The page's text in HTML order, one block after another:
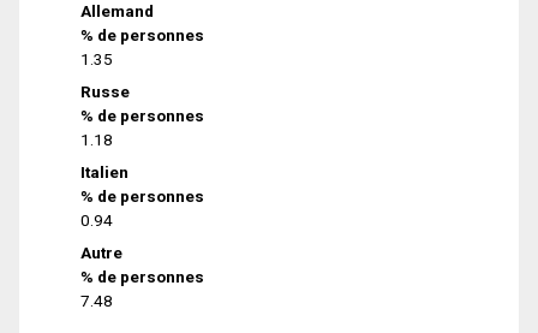
Allemand
% de personnes
1.35
Russe
% de personnes
1.18
Italien
% de personnes
0.94
Autre
% de personnes
7.48